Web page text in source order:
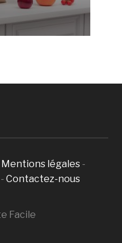
Mentions légales -
- Contactez-nous
Facile